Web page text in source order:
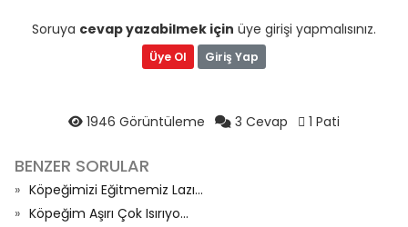
Soruya cevap yazabilmek için üye girişi yapmalısınız.
Üye Ol Giriş Yap
1946 Görüntüleme 3 Cevap 1 Pati
BENZER SORULAR
Köpeğimizi Eğitmemiz Lazı...
Köpeğim Aşırı Çok Isırıyo...